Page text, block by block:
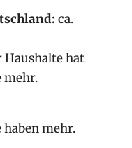
ca.
Haushalte hat
mehr.
mehr.